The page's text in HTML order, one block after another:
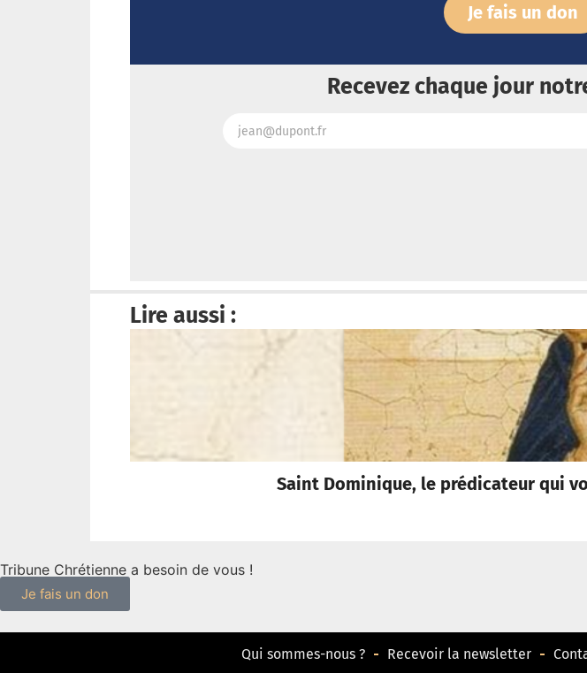
Je fais un don
Recevez chaque jour
Lire aussi :
Saint Dominique, le prédicateur qui
Tribune Chrétienne a besoin de vous !
Je fais un don
Qui sommes-nous ? Recevoir la newsletter